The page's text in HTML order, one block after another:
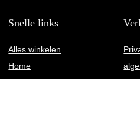
Snelle links
Alles winkelen
Home
Blogs